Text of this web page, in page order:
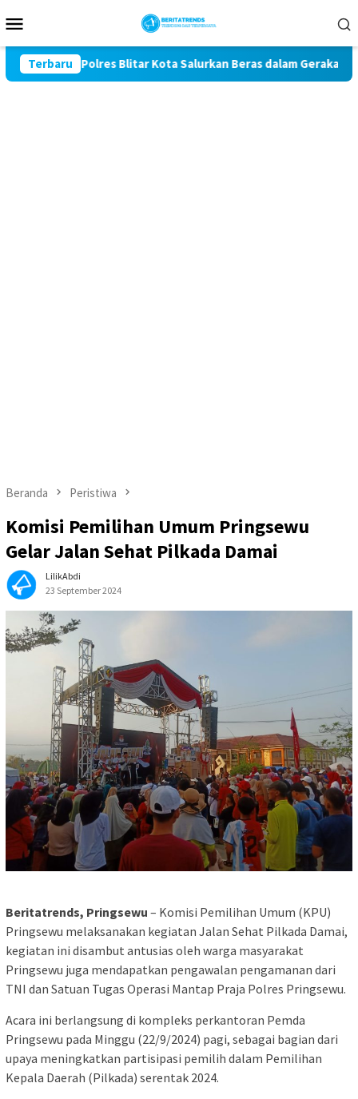
ke
Mobile
Terbaru
81, Polres Blitar Kota Salurkan Beras dalam Gerakan Pangan
Beranda Peristiwa
Komisi Pemilihan Umum Pringsewu
Gelar Jalan Sehat Pilkada Damai
LilikAbdi
23 September 2024
Beritatrends, Pringsewu – Komisi Pemilihan Umum (KPU)
Pringsewu melaksanakan kegiatan Jalan Sehat Pilkada Damai,
kegiatan ini disambut antusias oleh warga masyarakat
Pringsewu juga mendapatkan pengawalan pengamanan dari
TNI dan Satuan Tugas Operasi Mantap Praja Polres Pringsewu.
Acara ini berlangsung di kompleks perkantoran Pemda
Pringsewu pada Minggu (22/9/2024) pagi, sebagai bagian dari
upaya meningkatkan partisipasi pemilih dalam Pemilihan
Kepala Daerah (Pilkada) serentak 2024.